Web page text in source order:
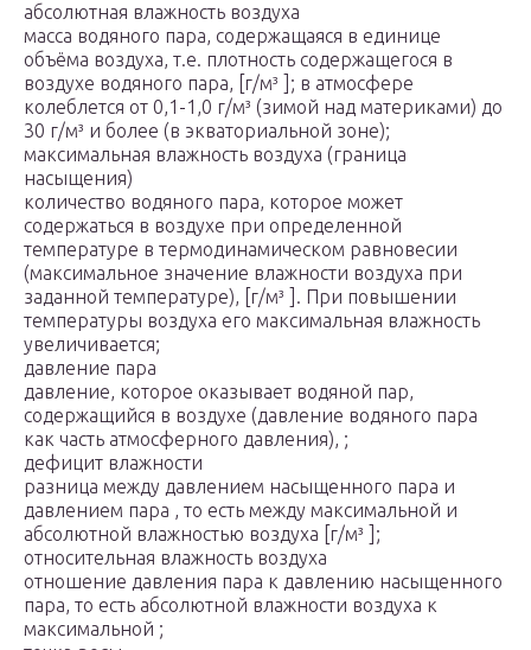
абсолютная влажность воздуха
масса водяного пара, содержащаяся в единице
объёма воздуха, т.е. плотность содержащегося в
воздухе водяного пара, [г/м³ ]; в атмосфере
колеблется от 0,1-1,0 г/м³ (зимой над материками) до
30 г/м³ и более (в экваториальной зоне);
максимальная влажность воздуха (граница
насыщения)
количество водяного пара, которое может
содержаться в воздухе при определенной
температуре в термодинамическом равновесии
(максимальное значение влажности воздуха при
заданной температуре), [г/м³ ]. При повышении
температуры воздуха его максимальная влажность
увеличивается;
давление пара
давление, которое оказывает водяной пар,
содержащийся в воздухе (давление водяного пара
как часть атмосферного давления), ;
дефицит влажности
разница между давлением насыщенного пара и
давлением пара , то есть между максимальной и
абсолютной влажностью воздуха [г/м³ ];
относительная влажность воздуха
отношение давления пара к давлению насыщенного
пара, то есть абсолютной влажности воздуха к
максимальной ;